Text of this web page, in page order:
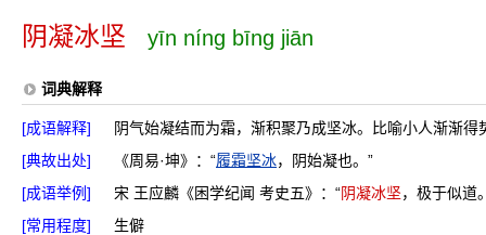
阴凝冰坚 yīn níng bīng jiān
词典解释
[成语解释]
阴气始凝结而为霜，渐积聚乃成坚冰。比喻小人渐渐得
[典故出处]
《周易·坤》：“履霜坚冰，阴始凝也。”
[成语举例]
宋 王应麟《困学纪闻 考史五》：“阴凝冰坚，极于似道
[常用程度]
生僻